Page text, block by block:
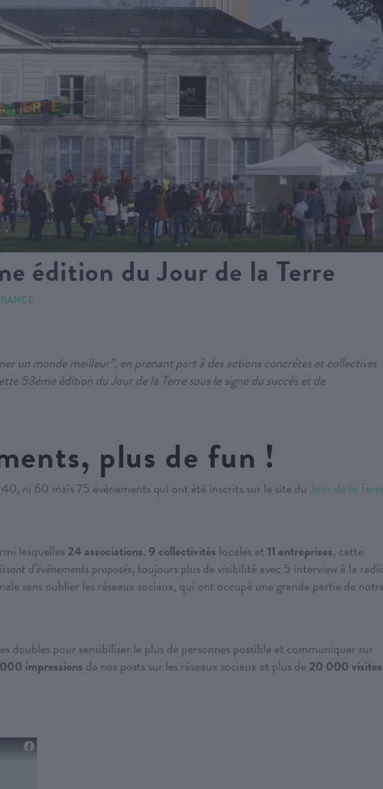
édition du Jour de la Terre
un monde meilleur”, en prenant part à des actions concrètes et collectives
53ème édition du Jour de la Terre sous le signe du succès et de
plus de fun !
ni 60 mais 75 événements qui ont été inscrits sur le site du Jour de la
lesquelles24 associations, 9 collectivités locales et 11 entreprises, cette
d’évènements proposés, toujours plus de visibilité avec 5 interview à la
sans oublier les réseaux sociaux, qui ont occupé une grande partie de
doubles pour sensibiliser le plus de personnes possible et communiquer sur
impressions de nos posts sur les réseaux sociaux et plus de 20 000 visites